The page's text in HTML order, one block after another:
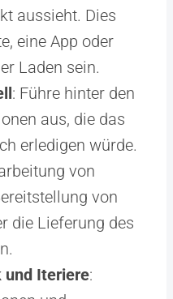
aussieht. Dies
eine App oder
Laden sein.
: Führe hinter den
aus, die das
erledigen würde.
von
von
die Lieferung des
und Iteriere: